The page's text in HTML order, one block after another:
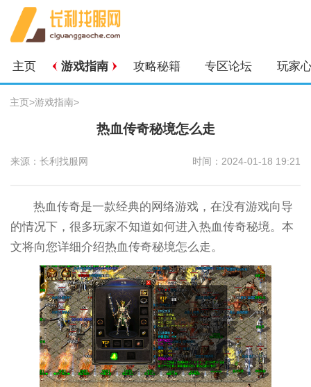
主页 游戏指南 攻略秘籍 专区论坛 玩家
主页>游戏指南>
热血传奇秘境怎么走
来源：长利找服网 时间：2024-01-18 19:21
热血传奇是一款经典的网络游戏，在没有游戏向导
的情况下，很多玩家不知道如何进入热血传奇秘境。本
文将向您详细介绍热血传奇秘境怎么走。